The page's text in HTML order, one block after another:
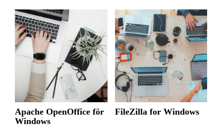
Apache OpenOffice för
Windows
FileZilla for Windows